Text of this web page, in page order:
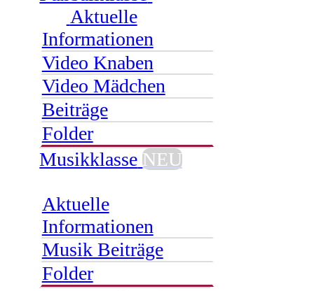
Aktuelle
Informationen
Video Knaben
Video Mädchen
Beiträge
Folder
Musikklasse NEU
Aktuelle
Informationen
Musik Beiträge
Folder